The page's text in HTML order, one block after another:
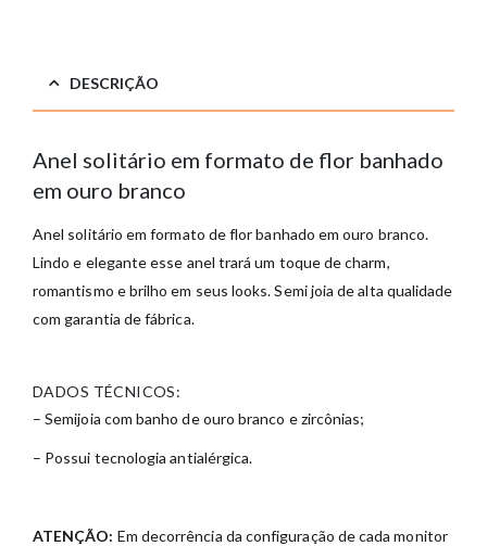
DESCRIÇÃO
Anel solitário em formato de flor banhado
em ouro branco
Anel solitário em formato de flor banhado em ouro branco.
Lindo e elegante esse anel trará um toque de charm,
romantismo e brilho em seus looks. Semi joia de alta qualidade
com garantia de fábrica.
DADOS TÉCNICOS:
– Semijoia com banho de ouro branco e zircônias;
– Possui tecnologia antialérgica.
ATENÇÃO: Em decorrência da configuração de cada monitor